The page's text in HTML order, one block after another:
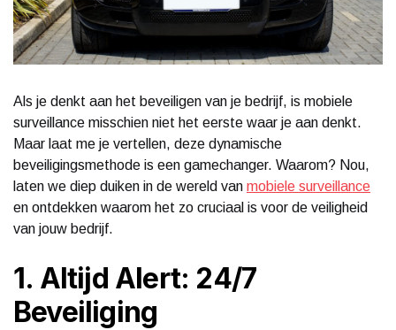
Als je denkt aan het beveiligen van je bedrijf, is mobiele
surveillance misschien niet het eerste waar je aan denkt.
Maar laat me je vertellen, deze dynamische
beveiligingsmethode is een gamechanger. Waarom? Nou,
laten we diep duiken in de wereld van mobiele surveillance
en ontdekken waarom het zo cruciaal is voor de veiligheid
van jouw bedrijf.
1. Altijd Alert: 24/7
Beveiliging